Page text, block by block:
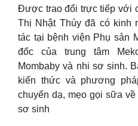
Được trao đổi trực tiếp với
Thị Nhật Thúy đã có kinh
tác tại bệnh viện Phụ sản
đốc của trung tâm
Mombaby và nhi sơ sinh.
kiến thức và phương
chuyển dạ, mẹo gọi sữa
sơ sinh